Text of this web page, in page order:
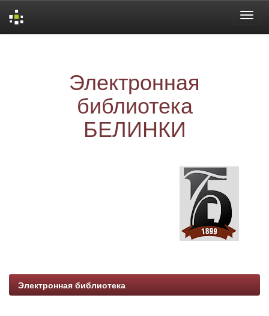
Электронная
библиотека
БЕЛИНКИ
Электронная библиотека